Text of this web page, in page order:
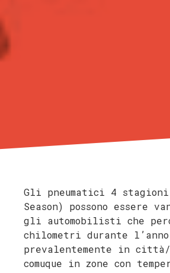
Gli pneumatici 4
Season) possono essere
gli automobilisti che
chilometri durante
prevalentemente in
comuque in zone con